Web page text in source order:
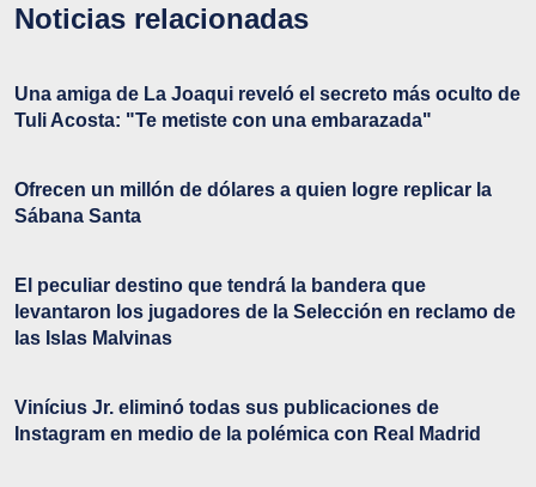
Noticias relacionadas
Una amiga de La Joaqui reveló el secreto más oculto de
Tuli Acosta: "Te metiste con una embarazada"
Ofrecen un millón de dólares a quien logre replicar la
Sábana Santa
El peculiar destino que tendrá la bandera que
levantaron los jugadores de la Selección en reclamo de
las Islas Malvinas
Vinícius Jr. eliminó todas sus publicaciones de
Instagram en medio de la polémica con Real Madrid